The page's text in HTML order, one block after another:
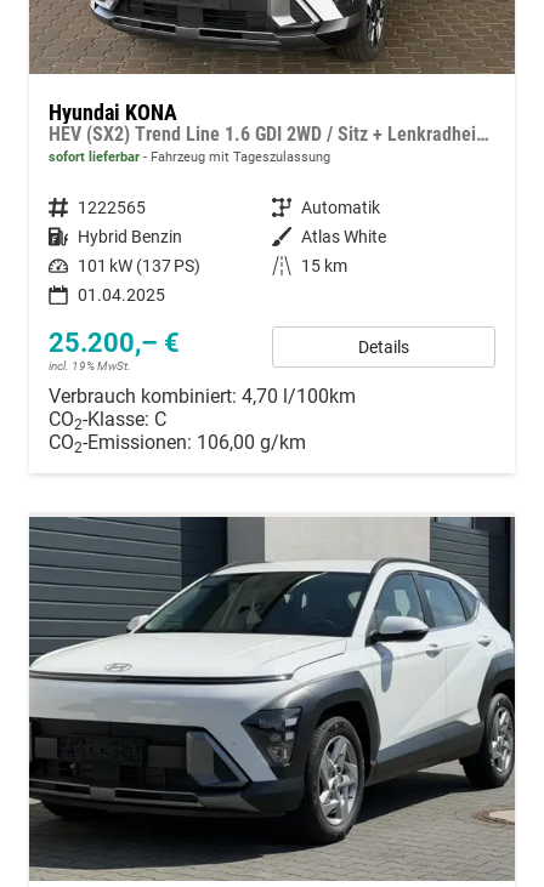
Hyundai KONA
HEV (SX2) Trend Line 1.6 GDI 2WD / Sitz + Lenkradheizung Tempomat Alu 18"
sofort lieferbar Fahrzeug mit Tageszulassung
Fahrzeugnummer 1222565 Getriebe Automatik
Kraftstoff Hybrid Benzin Außenfarbe Atlas White
Leistung 101 kW (137 PS) Kilometerstand
15 km
01.04.2025
25.200,– €
incl. 19% MwSt.
Details
Verbrauch kombiniert: 4,70 l/100km
CO2-Klasse: C
CO2-Emissionen: 106,00 g/km